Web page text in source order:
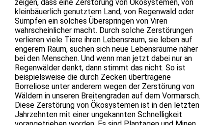
zeigen, dass eine Zerstörung von Ökosystemen, von
kleinbäuerlich genutztem Land, von Regenwald oder
Sümpfen ein solches Überspringen von Viren
wahrscheinlicher macht. Durch solche Zerstörungen
verlieren viele Tiere ihren Lebensraum, sie leben auf
engerem Raum, suchen sich neue Lebensräume näher
bei den Menschen. Und wenn man jetzt dabei nur an
Regenwälder denkt, dann stimmt das nicht. So ist
beispielsweise die durch Zecken übertragene
Borreliose unter anderem wegen der Zerstörung von
Wäldern in unseren Breitengraden auf dem Vormarsch.
Diese Zerstörung von Ökosystemen ist in den letzten
Jahrzehnten mit einer ungekannten Schnelligkeit